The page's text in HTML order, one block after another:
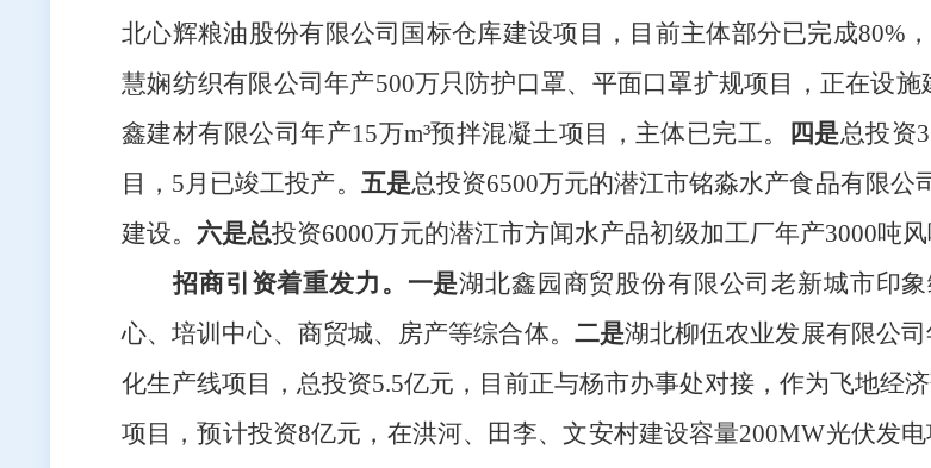
北心辉粮油股份有限公司国标仓库建设项目，目前主体部分已完成80%，
慧娴纺织有限公司年产500万只防护口罩、平面口罩扩规项目，正在设施
鑫建材有限公司年产15万m³预拌混凝土项目，主体已完工。
四是总投资
目，5月已竣工投产。 五是总投资6500万元的潜江市铭淼水产食品有限
建设。 六是总投资6000万元的潜江市方闻水产品初级加工厂年产3000吨
招商引资着重发力 。 一是湖北鑫园商贸股份有限公司老新城市印
心、培训中心、商贸城、房产等综合体。 二是湖北柳伍农业发展有限公
化生产线项目，总投资5.5亿元，目前正与杨市办事处对接，作为飞地经济
项目，预计投资8亿元，在洪河、田李、文安村建设容量200MW光伏发电